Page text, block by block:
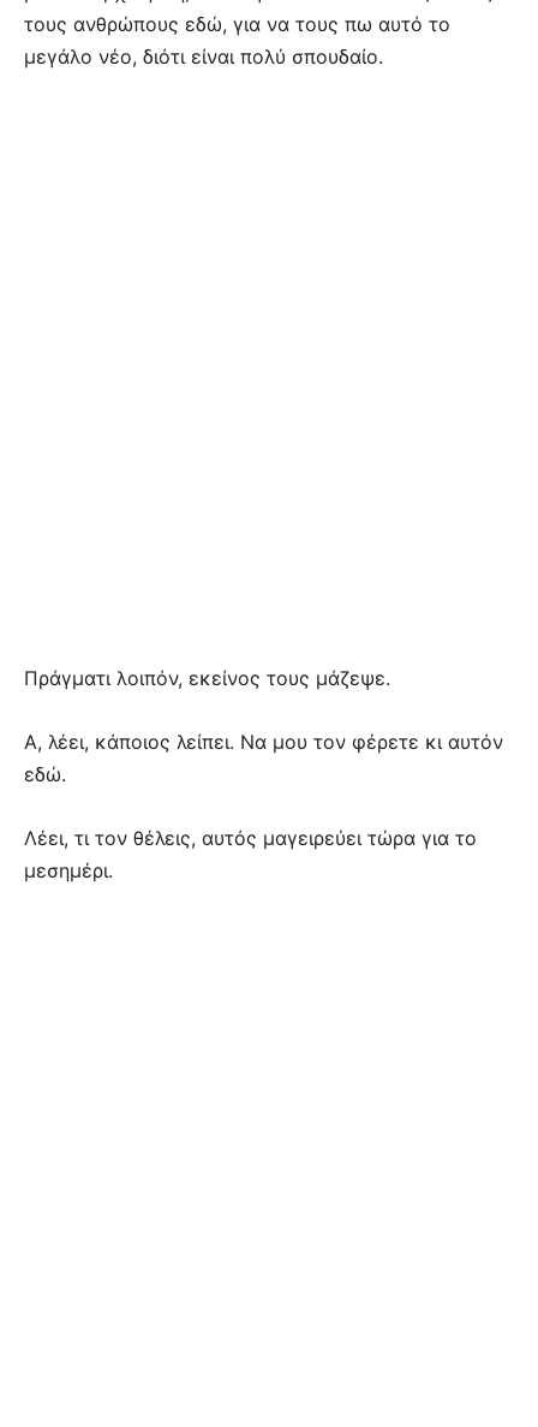
τους ανθρώπους εδώ, για να τους πω αυτό το
μεγάλο νέο, διότι είναι πολύ σπουδαίο.
Πράγματι λοιπόν, εκείνος τους μάζεψε.
Α, λέει, κάποιος λείπει. Να μου τον φέρετε κι αυτόν
εδώ.
Λέει, τι τον θέλεις, αυτός μαγειρεύει τώρα για το
μεσημέρι.